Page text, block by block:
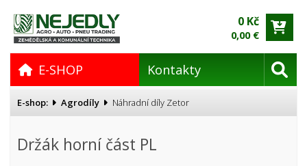
0 Kč
0,00 €
E-SHOP Kontakty
E-shop: Agrodíly Náhradní díly Zetor
Držák horní část PL